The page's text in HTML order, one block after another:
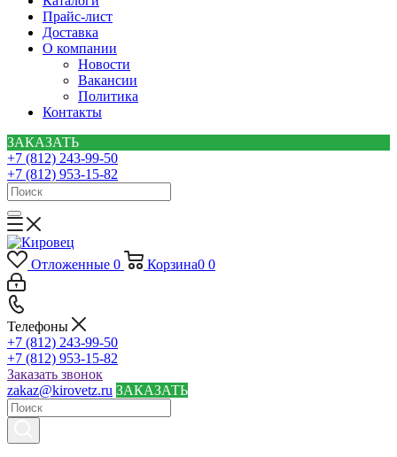
Прайс-лист
Доставка
О компании
Новости
Вакансии
Политика
Контакты
ЗАКАЗАТЬ
+7 (812) 243-99-50
+7 (812) 953-15-82
Отложенные 0 Корзина0 0
Телефоны
+7 (812) 243-99-50
+7 (812) 953-15-82
Заказать звонок
zakaz@kirovetz.ru ЗАКАЗАТЬ